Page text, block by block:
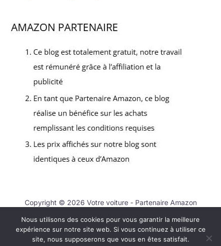
Copyright © 2026 Votre voiture - Partenaire Amazon
Contact
Mentions légales
Nous utilisons des cookies pour vous garantir la meilleure
expérience sur notre site web. Si vous continuez à utiliser ce
site, nous supposerons que vous en êtes satisfait.